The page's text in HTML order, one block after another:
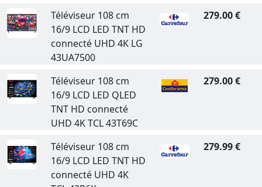
Téléviseur 108 cm
16/9 LCD LED TNT HD
connecté UHD 4K LG
43UA7500
279.00 €
Téléviseur 108 cm
16/9 LCD LED QLED
TNT HD connecté
UHD 4K TCL 43T69C
279.00 €
Téléviseur 108 cm
16/9 LCD LED TNT HD
connecté UHD 4K
279.99 €